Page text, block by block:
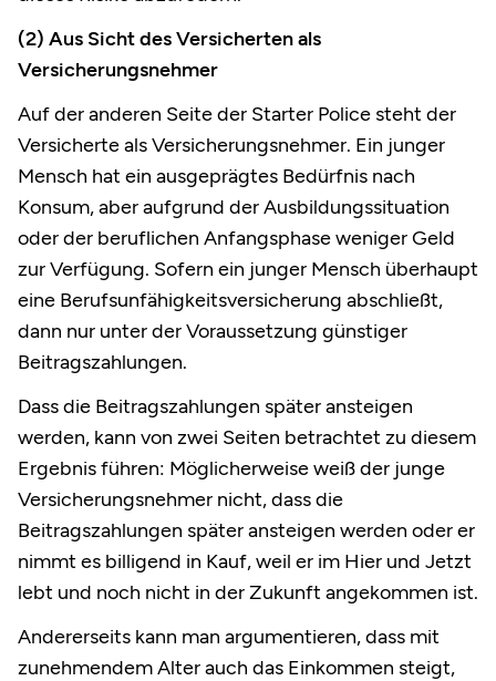
(2) Aus Sicht des Versicherten als
Versicherungsnehmer
Auf der anderen Seite der Starter Police steht der
Versicherte als Versicherungsnehmer. Ein junger
Mensch hat ein ausgeprägtes Bedürfnis nach
Konsum, aber aufgrund der Ausbildungssituation
oder der beruflichen Anfangsphase weniger Geld
zur Verfügung. Sofern ein junger Mensch überhaupt
eine Berufsunfähigkeitsversicherung abschließt,
dann nur unter der Voraussetzung günstiger
Beitragszahlungen.
Dass die Beitragszahlungen später ansteigen
werden, kann von zwei Seiten betrachtet zu diesem
Ergebnis führen: Möglicherweise weiß der junge
Versicherungsnehmer nicht, dass die
Beitragszahlungen später ansteigen werden oder er
nimmt es billigend in Kauf, weil er im Hier und Jetzt
lebt und noch nicht in der Zukunft angekommen ist.
Andererseits kann man argumentieren, dass mit
zunehmendem Alter auch das Einkommen steigt,